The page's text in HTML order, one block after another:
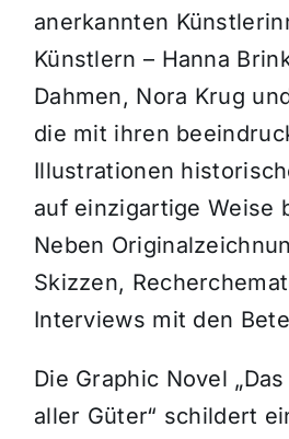
anerkannten
Künstlern – Hanna
Dahmen, Nora Krug
die mit ihren
Illustrationen
auf einzigartige Weise
Neben
Skizzen,
Interviews mit den
Die Graphic Novel
aller Güter“ schildert